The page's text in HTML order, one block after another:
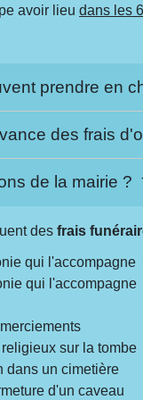
avoir lieudans les
prendre en
des frais
de la mairie ?
desfrais
qui l'accompagne
qui l'accompagne
sur la tombe
dans un cimetière
d'un caveau